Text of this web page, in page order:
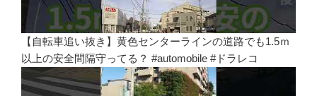
【自転車追い抜き】黄色センターラインの道路でも1.5ｍ
以上の安全間隔守ってる？ #automobile #ドラレコ